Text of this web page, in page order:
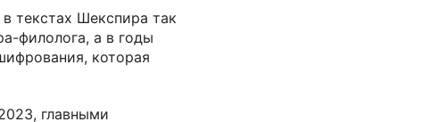
текстах Шекспира так
филолога, а в годы
которая
главными